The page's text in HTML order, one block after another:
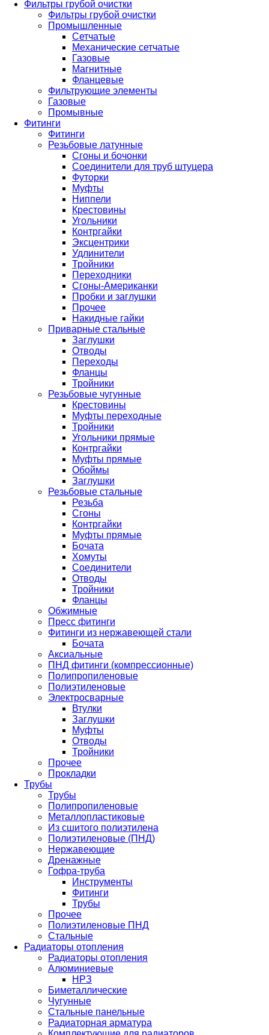
Фильтры грубой очистки
Фильтры грубой очистки
Промышленные
Сетчатые
Механические сетчатые
Газовые
Магнитные
Фланцевые
Фильтрующие элементы
Газовые
Промывные
Фитинги
Фитинги
Резьбовые латунные
Сгоны и бочонки
Соединители для труб штуцера
Футорки
Муфты
Ниппели
Крестовины
Угольники
Контргайки
Эксцентрики
Удлинители
Тройники
Переходники
Сгоны-Американки
Пробки и заглушки
Прочее
Накидные гайки
Приварные стальные
Заглушки
Отводы
Переходы
Фланцы
Тройники
Резьбовые чугунные
Крестовины
Муфты переходные
Тройники
Угольники прямые
Контргайки
Муфты прямые
Обоймы
Заглушки
Резьбовые стальные
Резьба
Сгоны
Контргайки
Муфты прямые
Бочата
Хомуты
Соединители
Отводы
Тройники
Фланцы
Обжимные
Пресс фитинги
Фитинги из нержавеющей стали
Бочата
Аксиальные
ПНД фитинги (компрессионные)
Полипропиленовые
Полиэтиленовые
Электросварные
Втулки
Заглушки
Муфты
Отводы
Тройники
Прочее
Прокладки
Трубы
Трубы
Полипропиленовые
Металлопластиковые
Из сшитого полиэтилена
Полиэтиленовые (ПНД)
Нержавеющие
Дренажные
Гофра-труба
Инструменты
Фитинги
Трубы
Прочее
Полиэтиленовые ПНД
Стальные
Радиаторы отопления
Радиаторы отопления
Алюминиевые
НРЗ
Биметаллические
Чугунные
Стальные панельные
Радиаторная арматура